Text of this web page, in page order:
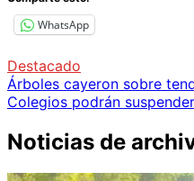
WhatsApp
Destacado
Navegación
de
entradas
Árboles cayeron sobre
Colegios podrán
Noticias de